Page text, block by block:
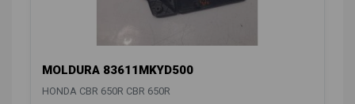
MOLDURA 83611MKYD500
HONDA CBR 650R CBR 650R